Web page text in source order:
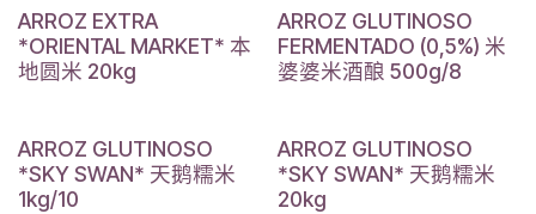
ARROZ EXTRA
*ORIENTAL MARKET* 本
地圆米 20kg
ARROZ GLUTINOSO
FERMENTADO (0,5%) 米
婆婆米酒酿 500g/8
ARROZ GLUTINOSO
*SKY SWAN* 天鹅糯米
1kg/10
ARROZ GLUTINOSO
*SKY SWAN* 天鹅糯米
20kg